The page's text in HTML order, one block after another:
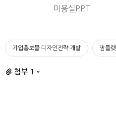
미용실PPT
기업홍보물 디자인전략 개발 팜플렛
첨부 1